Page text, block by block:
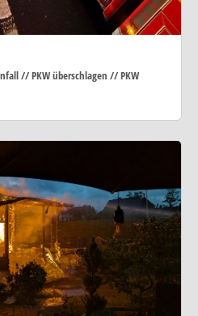
// PKW überschlagen // PKW